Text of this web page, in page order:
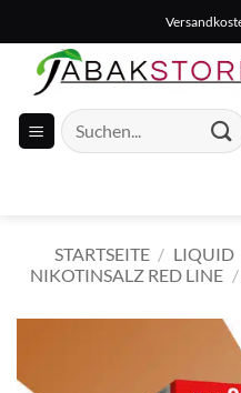
Inhalt
springen
Suche
nach:
STARTSEITE / LIQUID
NIKOTINSALZ RED LINE /